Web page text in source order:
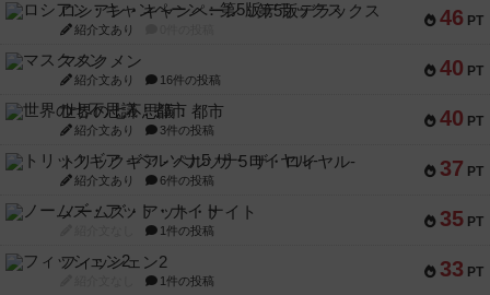
46 PT
ロシアン・キャンペーン：第5版デラックス
紹介文あり
40 PT
マスクメン
紹介文あり 16件の投稿
40 PT
世界の七不思議：都市
紹介文あり 3件の投稿
37 PT
トリックギア - ペルソナ5 ザ・ロイヤル-
紹介文あり 6件の投稿
35 PT
ノームズ・アット・ナイト
1件の投稿
33 PT
フィッシェン2
1件の投稿